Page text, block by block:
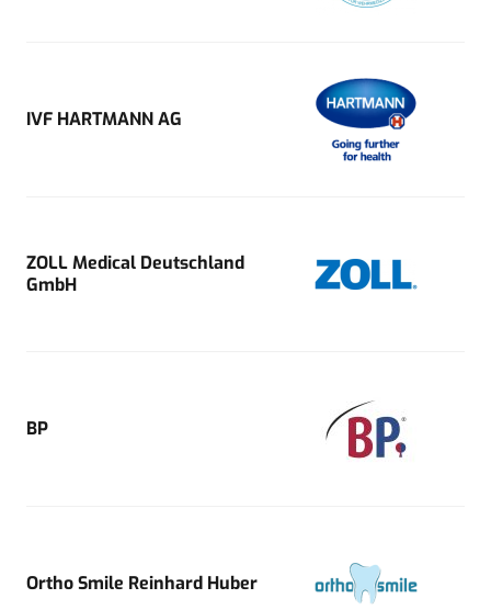
IVF HARTMANN AG
ZOLL Medical Deutschland
GmbH
BP
Ortho Smile Reinhard Huber